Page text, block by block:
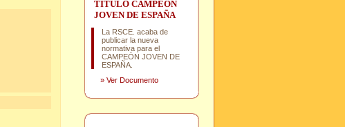
TITULO CAMPEÓN
JOVEN DE ESPAÑA
La RSCE. acaba de
publicar la nueva
normativa para el
CAMPEÓN JOVEN DE
ESPAÑA.
» Ver Documento